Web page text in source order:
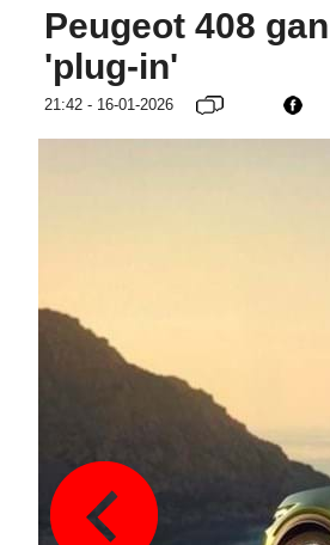
Peugeot 408
'plug-in'
21:42 - 16-01-2026